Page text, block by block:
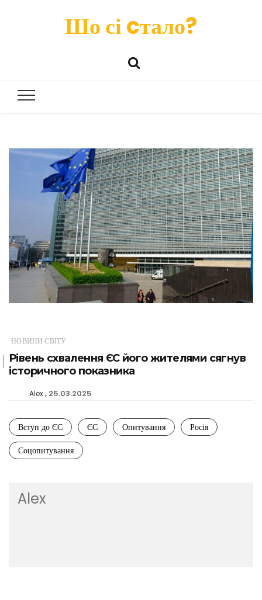
Шо сі cтало?
НОВИНИ СВІТУ
Рівень схвалення ЄС його жителями сягнув
історичного показника
Alex 25.03.2025
Вступ до ЄС ЄС Опитування
Росія
Соцопитування
Alex